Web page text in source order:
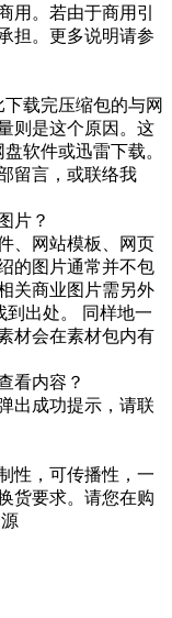
用。若由于商用引
担。更多说明请参
载完压缩包的与网
则是这个原因。这
软件或迅雷下载。
留言，或联络我
片？
、网站模板、网页
的图片通常并不包
关商业图片需另外
到出处。 同样地一
材会在素材包内有
看内容？
出成功提示，请联
性，可传播性，一
货要求。请您在购